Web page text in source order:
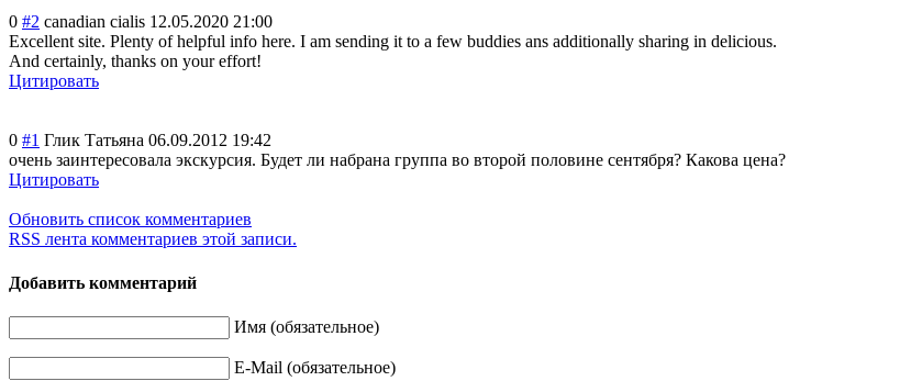
0 #2 canadian cialis 12.05.2020 21:00
Excellent site. Plenty of helpful info here. I am sending it to a few buddies ans additionally sharing in delicious.
And certainly, thanks on your effort!
Цитировать
0 #1 Глик Татьяна 06.09.2012 19:42
очень заинтересовала экскурсия. Будет ли набрана группа во второй половине сентября? Какова цена?
Цитировать
Обновить список комментариев
RSS лента комментариев этой записи.
Добавить комментарий
Имя (обязательное)
E-Mail (обязательное)